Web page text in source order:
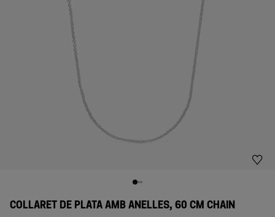
COLLARET DE PLATA AMB ANELLES, 60 CM CHAIN